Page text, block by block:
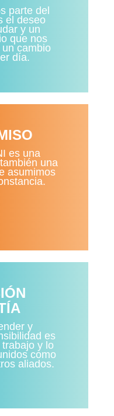
parte del
el deseo
y un
que nos
cambio
día.
es una
una
asumimos
y
es
y lo
como
aliados.